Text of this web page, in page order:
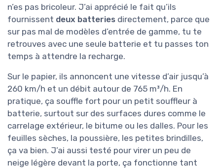
n’es pas bricoleur. J’ai apprécié le fait qu’ils
fournissent deux batteries directement, parce que
sur pas mal de modèles d’entrée de gamme, tu te
retrouves avec une seule batterie et tu passes ton
temps à attendre la recharge.
Sur le papier, ils annoncent une vitesse d’air jusqu’à
260 km/h et un débit autour de 765 m³/h. En
pratique, ça souffle fort pour un petit souffleur à
batterie, surtout sur des surfaces dures comme le
carrelage extérieur, le bitume ou les dalles. Pour les
feuilles sèches, la poussière, les petites brindilles,
ça va bien. J’ai aussi testé pour virer un peu de
neige légère devant la porte, ça fonctionne tant